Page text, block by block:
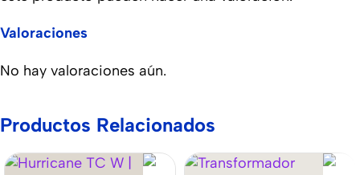
Valoraciones
No hay valoraciones aún.
Productos Relacionados